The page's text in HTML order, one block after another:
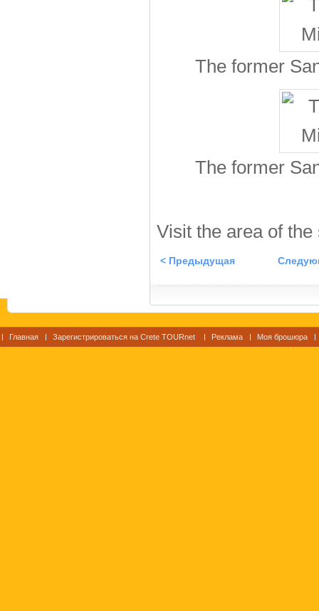
The former
The former
Visit the area of
< Предыдущая
Главная Зарегистрироваться на Crete TOURnet Реклама Моя брошюра